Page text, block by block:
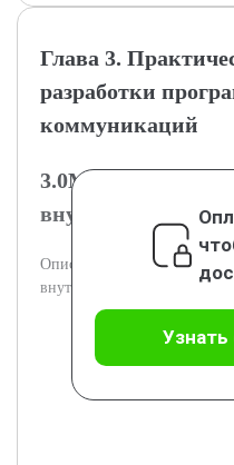
Глава 3.
разработки
коммуникаций
3.0Методология
внутренних
Описаны основные этапы и
внутренних коммуникаций.